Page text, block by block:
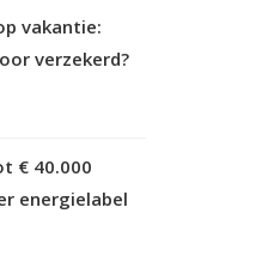
vakantie:
verzekerd?
€ 40.000
energielabel